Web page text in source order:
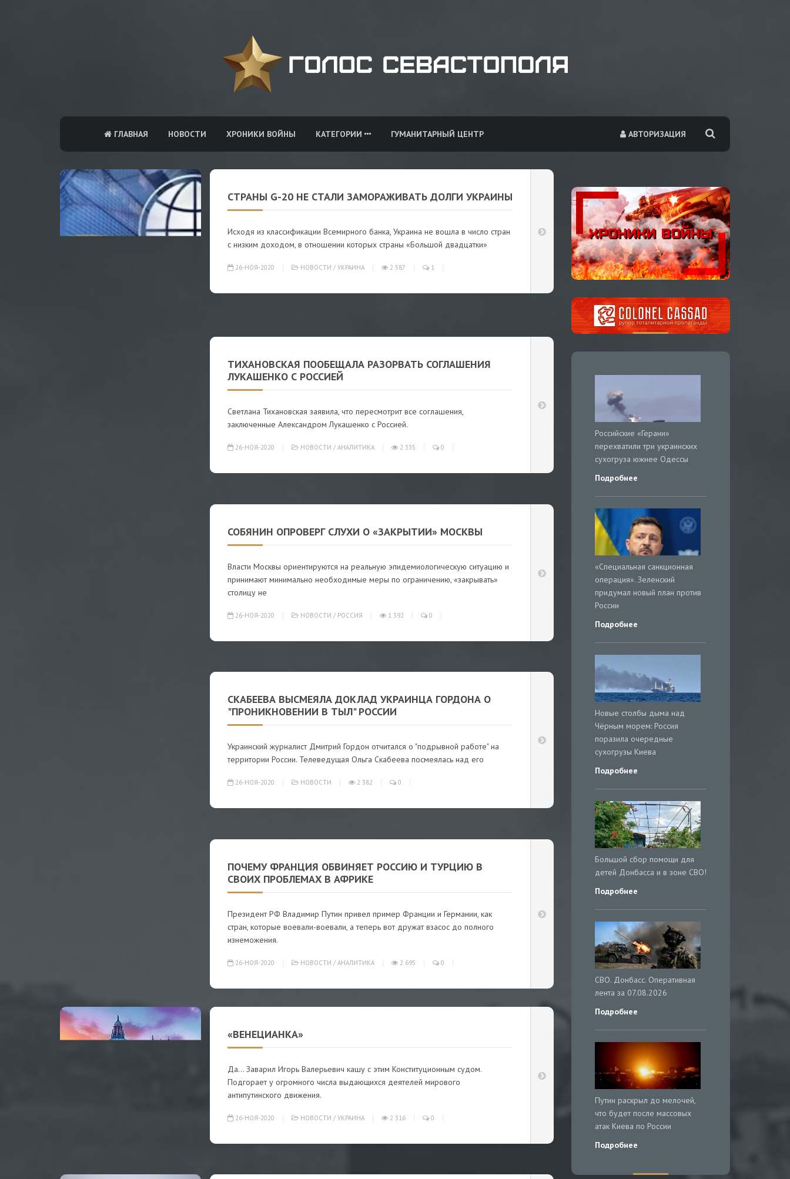
АВТОРИЗАЦИЯ
ГЛАВНАЯ НОВОСТИ ХРОНИКИ ВОЙНЫ КАТЕГОРИИ ГУМАНИТАРНЫЙ ЦЕНТР
СТРАНЫ G-20 НЕ СТАЛИ ЗАМОРАЖИВАТЬ ДОЛГИ УКРАИНЫ
Исходя из классификации Всемирного банка, Украина не вошла в число стран
с низким доходом, в отношении которых страны «Большой двадцатки»
26-НОЯ-2020 НОВОСТИ / УКРАИНА 2 587 1
ТИХАНОВСКАЯ ПООБЕЩАЛА РАЗОРВАТЬ СОГЛАШЕНИЯ
ЛУКАШЕНКО С РОССИЕЙ
Светлана Тихановская заявила, что пересмотрит все соглашения,
заключенные Александром Лукашенко с Россией.
26-НОЯ-2020 НОВОСТИ / АНАЛИТИКА 2 335 0
СОБЯНИН ОПРОВЕРГ СЛУХИ О «ЗАКРЫТИИ» МОСКВЫ
Власти Москвы ориентируются на реальную эпидемиологическую ситуацию и
принимают минимально необходимые меры по ограничению, «закрывать»
столицу не
26-НОЯ-2020 НОВОСТИ / РОССИЯ 1 392 0
СКАБЕЕВА ВЫСМЕЯЛА ДОКЛАД УКРАИНЦА ГОРДОНА О
"ПРОНИКНОВЕНИИ В ТЫЛ" РОССИИ
Украинский журналист Дмитрий Гордон отчитался о "подрывной работе" на
территории России. Телеведущая Ольга Скабеева посмеялась над его
26-НОЯ-2020 НОВОСТИ 2 382 0
ПОЧЕМУ ФРАНЦИЯ ОБВИНЯЕТ РОССИЮ И ТУРЦИЮ В
СВОИХ ПРОБЛЕМАХ В АФРИКЕ
Президент РФ Владимир Путин привел пример Франции и Германии, как
стран, которые воевали-воевали, а теперь вот дружат взасос до полного
изнеможения.
26-НОЯ-2020 НОВОСТИ / АНАЛИТИКА 2 695 0
«ВЕНЕЦИАНКА»
Да... Заварил Игорь Валерьевич кашу с этим Конституционным судом.
Подгорает у огромного числа выдающихся деятелей мирового
антипутинского движения.
26-НОЯ-2020 НОВОСТИ / УКРАИНА 2 316 0
Российские «Герани»
перехватили три украинских
сухогруза южнее Одессы
Подробнее
«Специальная санкционная
операция». Зеленский
придумал новый план против
России
Подробнее
Новые столбы дыма над
Чёрным морем: Россия
поразила очередные
сухогрузы Киева
Подробнее
Большой сбор помощи для
детей Донбасса и в зоне СВО!
Подробнее
СВО. Донбасс. Оперативная
лента за 07.08.2026
Подробнее
Путин раскрыл до мелочей,
что будет после массовых
атак Киева по России
Подробнее